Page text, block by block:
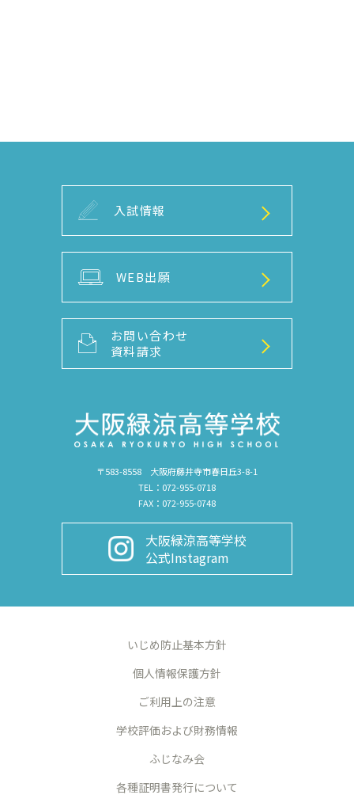
〒583-8558 大阪府藤井寺市春日丘3-8-1
TEL：072-955-0718
FAX：072-955-0748
大阪緑涼高等学校
公式Instagram
入試情報
WEB出願
お問い合わせ
資料請求
いじめ防止基本方針
個人情報保護方針
ご利用上の注意
学校評価および財務情報
ふじなみ会
各種証明書発行について